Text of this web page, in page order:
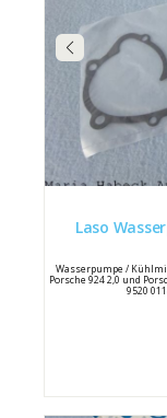
Laso
Wasserpumpe /
Porsche 924 2,0 und
9520